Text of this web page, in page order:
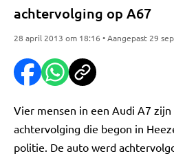
achtervolging op A67
28 april 2013 om 18:16 • Aangepast 29
Vier mensen in een Audi A7
achtervolging die begon in
politie. De auto werd